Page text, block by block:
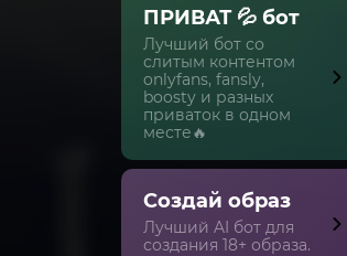
ПРИВАТ 💦 бот
Лучший бот со
слитым контентом
onlyfans, fansly,
boosty и разных
приваток в одном
месте🔥
Создай образ
Лучший AI бот для
создания 18+ образа.